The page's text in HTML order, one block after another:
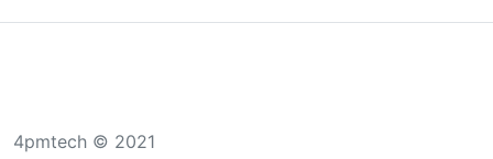
4pmtech © 2021